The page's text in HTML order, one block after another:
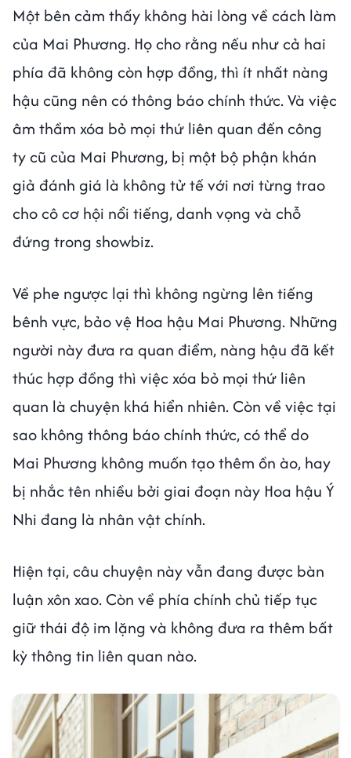
Một bên cảm thấy không hài lòng về cách làm
của Mai Phương. Họ cho rằng nếu như cả hai
phía đã không còn hợp đồng, thì ít nhất nàng
hậu cũng nên có thông báo chính thức. Và việc
âm thầm xóa bỏ mọi thứ liên quan đến công
ty cũ của Mai Phương, bị một bộ phận khán
giả đánh giá là không tử tế với nơi từng trao
cho cô cơ hội nổi tiếng, danh vọng và chỗ
đứng trong showbiz.
Về phe ngược lại thì không ngừng lên tiếng
bênh vực, bảo vệ Hoa hậu Mai Phương. Những
người này đưa ra quan điểm, nàng hậu đã kết
thúc hợp đồng thì việc xóa bỏ mọi thứ liên
quan là chuyện khá hiển nhiên. Còn về việc tại
sao không thông báo chính thức, có thể do
Mai Phương không muốn tạo thêm ồn ào, hay
bị nhắc tên nhiều bởi giai đoạn này Hoa hậu Ý
Nhi đang là nhân vật chính.
Hiện tại, câu chuyện này vẫn đang được bàn
luận xôn xao. Còn về phía chính chủ tiếp tục
giữ thái độ im lặng và không đưa ra thêm bất
kỳ thông tin liên quan nào.